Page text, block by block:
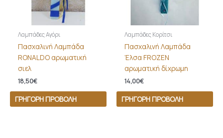
Λαμπάδες Αγόρι
Πασχαλινή Λαμπάδα
RONALDO αρωματική
σιελ
18,50€
ΓΡΉΓΟΡΗ ΠΡΟΒΟΛΉ
Λαμπάδες Κορίτσι
Πασχαλινή Λαμπάδα
Έλσα FROZEN
αρωματική δίχρωμη
14,00€
ΓΡΉΓΟΡΗ ΠΡΟΒΟΛΉ